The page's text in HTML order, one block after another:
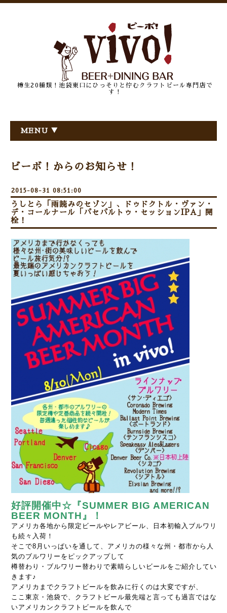
樽生20種類！池袋東口にひっそりと佇むクラフトビール専門店で
す！
MENU ▼
ビーボ！からのお知らせ！
2015-08-31 08:51:00
うしとら「雨読みのセゾン」、ドゥドクトル・ヴァン・
デ・コールナール「パセパルトゥ・セッションIPA」開
栓！
好評開催中☆ 『SUMMER BIG AMERICAN
BEER MONTH』！
アメリカ各地から限定ビールやレアビール、日本初輸入ブルワリ
も続々入荷！
そこで8月いっぱいを通して、アメリカの様々な州・都市から人
気のブルワリーをピックアップして
樽替わり・ブルワリー替わりで素晴らしいビールをご紹介してい
きます♪
アメリカまでクラフトビールを飲みに行くのは大変ですが、
ここ東京・池袋で、 クラフトビール最先端と言っても過言ではな
いアメリカンクラフトビールを飲んで